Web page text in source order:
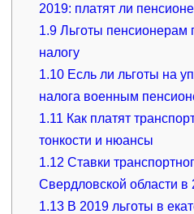
2019: платят ли
1.9 Льготы пенсионерам
налогу
1.10 Есль ли льготы на
налога военным
1.11 Как платят
тонкости и нюансы
1.12 Ставки
Свердловской области в
1.13 В 2019 льготы в